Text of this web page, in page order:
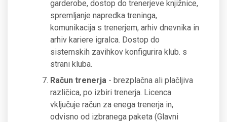
garderobe, dostop do trenerjeve knjižnice,
spremljanje napredka treninga,
komunikacija s trenerjem, arhiv dnevnika in
arhiv kariere igralca. Dostop do
sistemskih zavihkov konfigurira klub. s
strani kluba.
Račun trenerja - brezplačna ali plačljiva
različica, po izbiri trenerja. Licenca
vključuje račun za enega trenerja in,
odvisno od izbranega paketa (Glavni